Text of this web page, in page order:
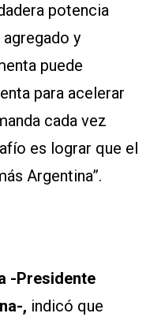
potencia
y
puede
para acelerar
cada vez
es lograr que el
Argentina”.
-Presidente
, indicó que